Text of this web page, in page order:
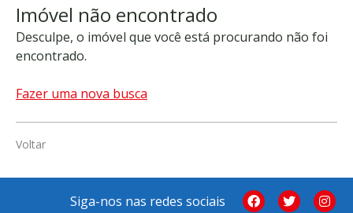
Imóvel não encontrado
Desculpe, o imóvel que você está procurando não foi
encontrado.
Fazer uma nova busca
Voltar
Siga-nos nas redes sociais